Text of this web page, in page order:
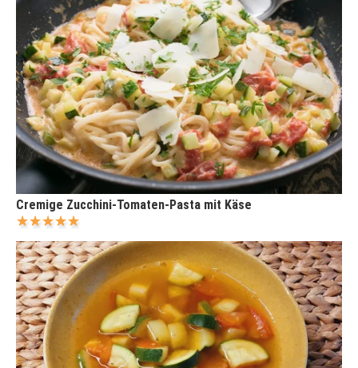
Cremige Zucchini-Tomaten-Pasta mit Käse